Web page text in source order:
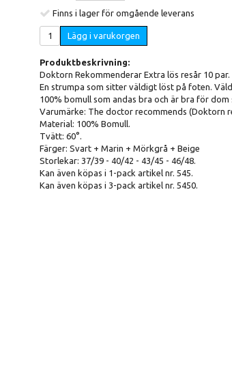
Finns i lager för omgående leverans
Lägg i varukorgen
Produktbeskrivning:
Doktorn Rekommenderar Extra lös resår 10 par.
En strumpa som sitter väldigt löst på foten.
100% bomull som andas bra och är bra för
Varumärke: The doctor recommends (Doktorn
Material: 100% Bomull.
Tvätt: 60°.
Färger: Svart + Marin + Mörkgrå + Beige
Storlekar: 37/39 - 40/42 - 43/45 - 46/48.
Kan även köpas i 1-pack artikel nr. 545.
Kan även köpas i 3-pack artikel nr. 5450.